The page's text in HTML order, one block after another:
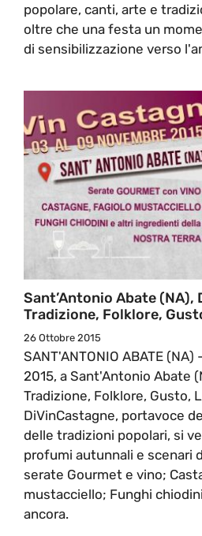
popolare, canti, arte e
oltre che una festa un
di sensibilizzazione verso
Sant’Antonio Abate (NA),
Tradizione, Folklore,
26 Ottobre 2015
SANT'ANTONIO ABATE
2015, a Sant'Antonio Abate
Tradizione, Folklore, Gusto,
DiVinCastagne, portavoce
delle tradizioni popolari, si
profumi autunnali e scenari
serate Gourmet e vino;
mustacciello; Funghi
ancora.